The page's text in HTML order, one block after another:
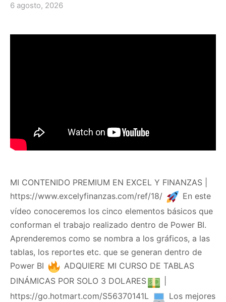
6 agosto, 2026
MI CONTENIDO PREMIUM EN EXCEL Y FINANZAS |
https://www.excelyfinanzas.com/ref/18/
En este
vídeo conoceremos los cinco elementos básicos que
conforman el trabajo realizado dentro de Power BI.
Aprenderemos como se nombra a los gráficos, a las
tablas, los reportes etc. que se generan dentro de
Power BI
ADQUIERE MI CURSO DE TABLAS
DINÁMICAS POR SOLO 3 DOLARES
https://go.hotmart.com/S56370141L
Los mejores